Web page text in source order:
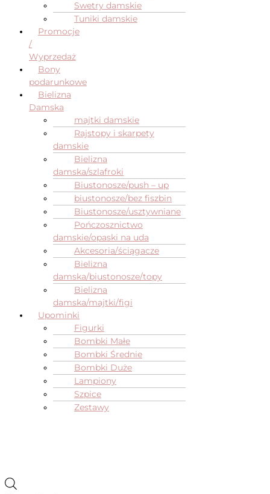
Swetry damskie
Tuniki damskie
Promocje
/
Wyprzedaż
Bony
podarunkowe
Bielizna
Damska
majtki damskie
Rajstopy i skarpety
damskie
Bielizna
damska/szlafroki
Biustonosze/push – up
biustonosze/bez fiszbin
Biustonosze/usztywniane
Pończosznictwo
damskie/opaski na uda
Akcesoria/ściągacze
Bielizna
damska/biustonosze/topy
Bielizna
damska/majtki/figi
Upominki
Figurki
Bombki Małe
Bombki Średnie
Bombki Duże
Lampiony
Szpice
Zestawy